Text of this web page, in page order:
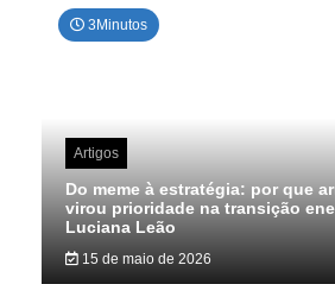
3Minutos
Artigos
Do meme à estratégia: por que
virou prioridade na transição
Luciana Leão
15 de maio de 2026